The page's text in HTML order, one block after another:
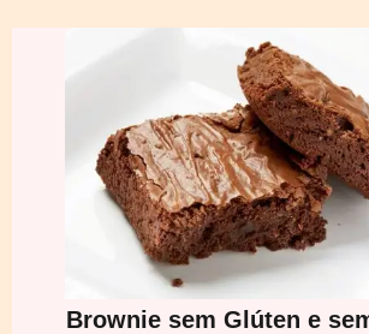
Brownie sem Glúten e